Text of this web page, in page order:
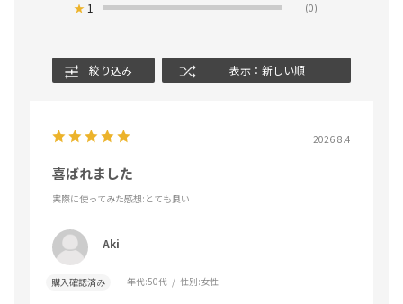
★ 1 (0)
絞り込み 表示：新しい順
2026.8.4
喜ばれました
実際に使ってみた感想:とても良い
Aki
購入確認済み 年代:50代 性別:女性